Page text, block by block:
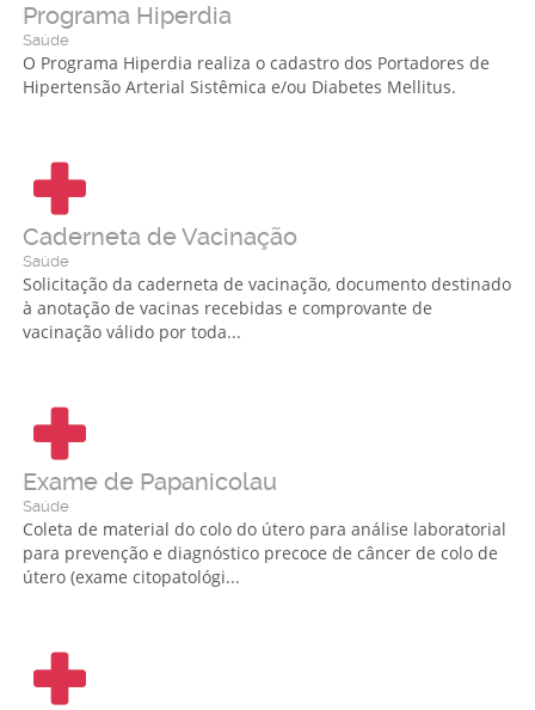
Programa Hiperdia
Saúde
O Programa Hiperdia realiza o cadastro dos Portadores de
Hipertensão Arterial Sistêmica e/ou Diabetes Mellitus.
Caderneta de Vacinação
Saúde
Solicitação da caderneta de vacinação, documento destinado
à anotação de vacinas recebidas e comprovante de
vacinação válido por toda...
Exame de Papanicolau
Saúde
Coleta de material do colo do útero para análise laboratorial
para prevenção e diagnóstico precoce de câncer de colo de
útero (exame citopatológi...